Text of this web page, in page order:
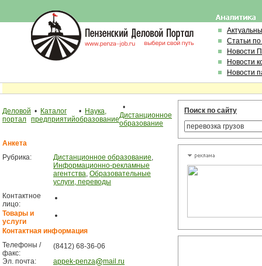
Статьи
Новости
Новости
Новости
Деловой
портал
• Каталог
предприятий
• Наука,
образование
•
Дистанционное
образование
Анкета
Рубрика:
Дистанционное образование,
Информационно-рекламные
агентства, Образовательные
услуги, переводы
Контактное
лицо:
Товары и
услуги
Контактная информация
Телефоны /
факс:
(8412) 68-36-06
Эл. почта:
appek-penza mail.ru
Поиск по сайту